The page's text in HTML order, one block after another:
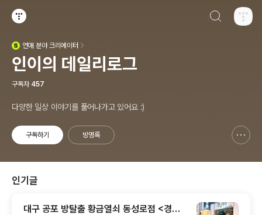
연애 분야 크리에이터
인이의 데일리로그
구독자 457
다양한 일상 이야기를 풀어나가고 있어요 :)
구독하기 방명록
인기글
대구 공포 방탈출 황금열쇠 동성로점 <경산>